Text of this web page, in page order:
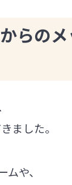
らの
ました。
や、